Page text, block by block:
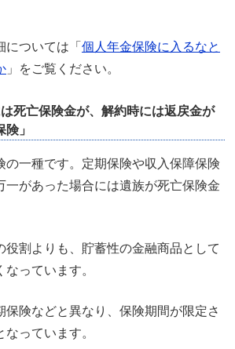
ついては「 個人年金保険に入るなと
」をご覧ください。
死亡保険金が、解約時には返戻金が
」
の一種です。定期保険や収入保障保険
一があった場合には遺族が死亡保険金
役割よりも、貯蓄性の金融商品として
っています。
保険などと異なり、保険期間が限定さ
っています。